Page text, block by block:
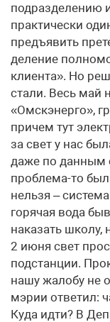
подразделению
практически
предъявить
деление
клиента». Но
стали. Весь май
«Омскэнерго»,
причем тут
за свет у нас
даже по данным
проблема-то
нельзя –
горячая вода
наказать школу,
2 июня свет
подстанции.
нашу жалобу не
мэрии ответил:
Куда идти? В